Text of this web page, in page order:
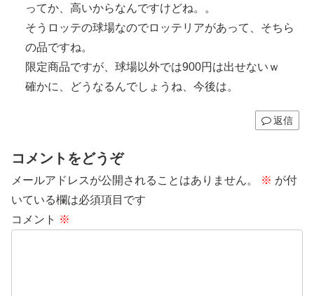
ってか、高いからなんですけどね。。
そうロッテの球場なのでロッテリアがあって、そちら
の品ですね。
限定商品ですが、球場以外では900円は出せないｗ
確かに、どうなるんでしょうね、今後は。
返信
コメントをどうぞ
メールアドレスが公開されることはありません。 ※ が付
いている欄は必須項目です
コメント ※